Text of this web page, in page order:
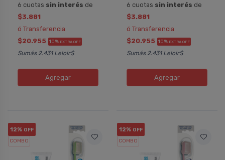
6 cuotas sin interés de
$3.881
ó Transferencia
$20.955 10% EXTRA OFF
Sumás 2.431 Leloir$
Agregar
6 cuotas sin interés de
$3.881
ó Transferencia
$20.955 10% EXTRA OFF
Sumás 2.431 Leloir$
Agregar
12% OFF
COMBO
12% OFF
COMBO